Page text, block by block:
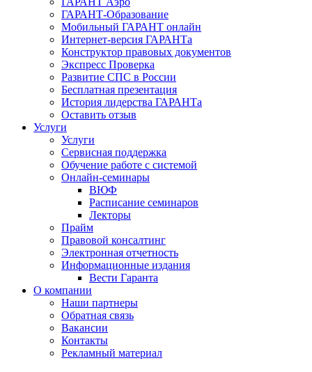
ГАРАНТ-Образование
Мобильный ГАРАНТ онлайн
Интернет-версия ГАРАНТа
Конструктор правовых документов
Экспресс Проверка
Развитие СПС в России
Бесплатная презентация
История лидерства ГАРАНТа
Оставить отзыв
Услуги
Услуги
Сервисная поддержка
Обучение работе с системой
Онлайн-семинары
ВЮФ
Расписание семинаров
Лекторы
Прайм
Правовой консалтинг
Электронная отчетность
Информационные издания
Вести Гаранта
О компании
Наши партнеры
Обратная связь
Вакансии
Контакты
Рекламный материал